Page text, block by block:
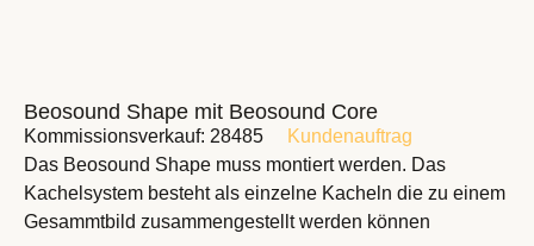
Beosound Shape mit Beosound Core
Kommissionsverkauf: 28485
Kundenauftrag
Das Beosound Shape muss montiert werden. Das
Kachelsystem besteht als einzelne Kacheln die zu einem
Gesammtbild zusammengestellt werden können